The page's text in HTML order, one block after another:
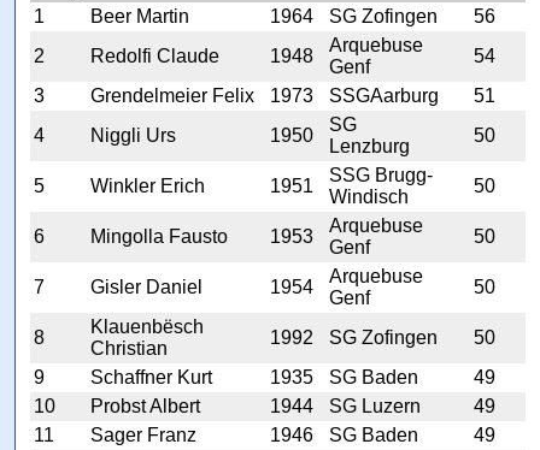
1
Beer Martin 1964 SG Zofingen
56
2
Redolfi Claude 1948
Arquebuse
Genf
54
3
Grendelmeier Felix 1973 SSGAarburg
51
4
Niggli Urs 1950
SG
Lenzburg
50
5 Winkler Erich 1951
SSG Brugg-
Windisch
50
6 Mingolla Fausto 1953
Arquebuse
Genf
50
7 Gisler Daniel 1954
Arquebuse
Genf
50
8
Klauenbësch
Christian
1992 SG Zofingen
50
9
Schaffner Kurt 1935 SG Baden
49
10
Probst Albert 1944 SG Luzern
49
11
Sager Franz 1946 SG Baden
49